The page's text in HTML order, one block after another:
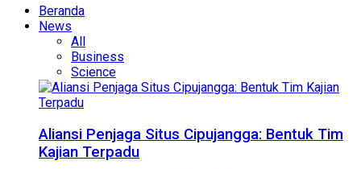
Beranda
News
All
Business
Science
Aliansi Penjaga Situs Cipujangga: Bentuk Tim
Kajian Terpadu